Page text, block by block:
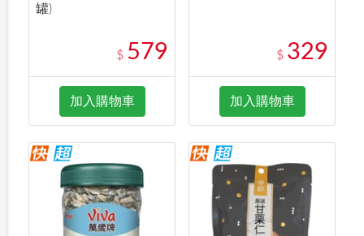
罐)
$ 579
加入購物車
$ 329
加入購物車